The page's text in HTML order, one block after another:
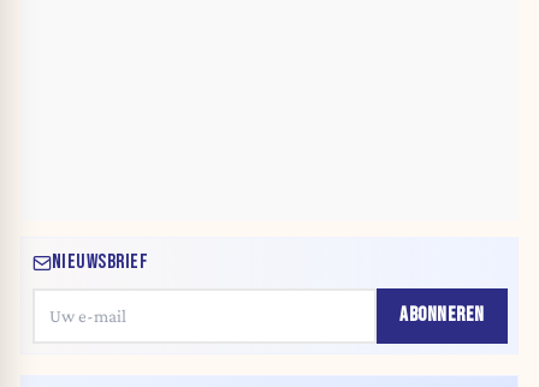
NIEUWSBRIEF
ABONNEREN